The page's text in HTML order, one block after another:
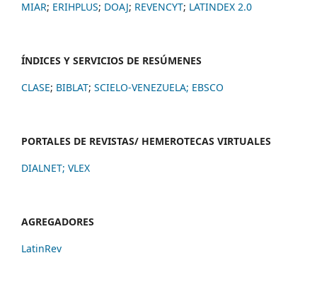
MIAR; ERIHPLUS; DOAJ; REVENCYT; LATINDEX 2.0
ÍNDICES Y SERVICIOS DE RESÚMENES
CLASE; BIBLAT; SCIELO-VENEZUELA; EBSCO
PORTALES DE REVISTAS/ HEMEROTECAS VIRTUALES
DIALNET; VLEX
AGREGADORES
LatinRev